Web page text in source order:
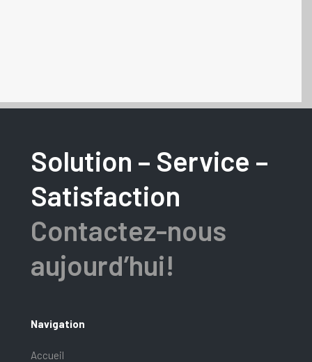
Solution – Service –
Satisfaction
Contactez-nous
aujourd’hui!
Navigation
Accueil